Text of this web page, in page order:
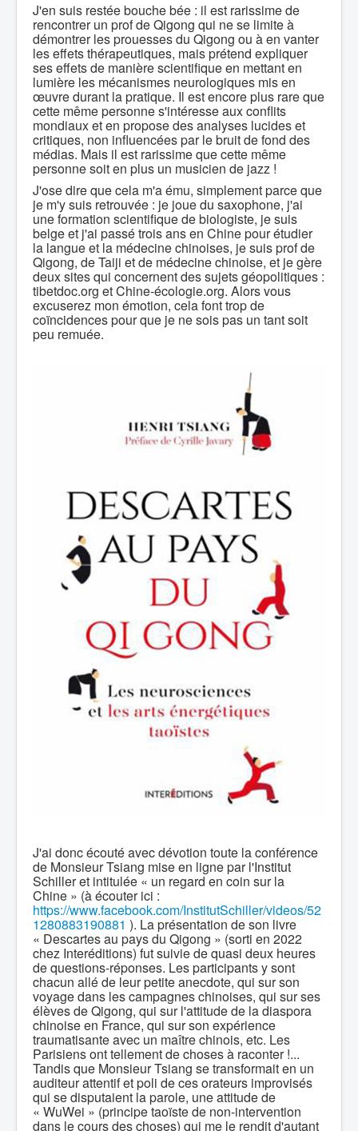
J'en suis restée bouche bée : il est rarissime de
rencontrer un prof de Qigong qui ne se limite à
démontrer les prouesses du Qigong ou à en vanter
les effets thérapeutiques, mais prétend expliquer
ses effets de manière scientifique en mettant en
lumière les mécanismes neurologiques mis en
œuvre durant la pratique. Il est encore plus rare que
cette même personne s'intéresse aux conflits
mondiaux et en propose des analyses lucides et
critiques, non influencées par le bruit de fond des
médias. Mais il est rarissime que cette même
personne soit en plus un musicien de jazz !
J'ose dire que cela m'a ému, simplement parce que
je m'y suis retrouvée : je joue du saxophone, j'ai
une formation scientifique de biologiste, je suis
belge et j'ai passé trois ans en Chine pour étudier
la langue et la médecine chinoises, je suis prof de
Qigong, de Taiji et de médecine chinoise, et je gère
deux sites qui concernent des sujets géopolitiques :
tibetdoc.org et Chine-écologie.org. Alors vous
excuserez mon émotion, cela font trop de
coïncidences pour que je ne sois pas un tant soit
peu remuée.
J'ai donc écouté avec dévotion toute la conférence
de Monsieur Tsiang mise en ligne par l'Institut
Schiller et intitulée « un regard en coin sur la
Chine » (à écouter ici :
https://www.facebook.com/InstitutSchiller/videos/52
1280883190881 ). La présentation de son livre
« Descartes au pays du Qigong » (sorti en 2022
chez Interéditions) fut suivie de quasi deux heures
de questions-réponses. Les participants y sont
chacun allé de leur petite anecdote, qui sur son
voyage dans les campagnes chinoises, qui sur ses
élèves de Qigong, qui sur l'attitude de la diaspora
chinoise en France, qui sur son expérience
traumatisante avec un maître chinois, etc. Les
Parisiens ont tellement de choses à raconter !...
Tandis que Monsieur Tsiang se transformait en un
auditeur attentif et poli de ces orateurs improvisés
qui se disputaient la parole, une attitude de
« WuWei » (principe taoïste de non-intervention
dans le cours des choses) qui me le rendit d'autant